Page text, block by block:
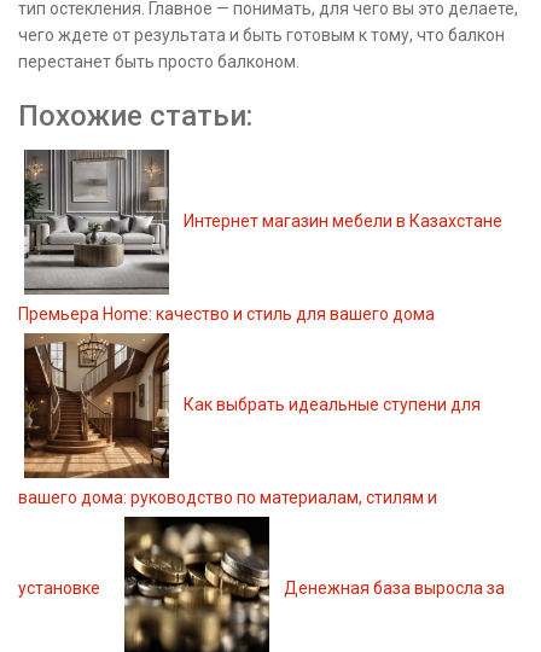
тип остекления. Главное — понимать, для чего вы это делаете,
чего ждете от результата и быть готовым к тому, что балкон
перестанет быть просто балконом.
Похожие статьи:
Интернет магазин мебели в Казахстане
Премьера Home: качество и стиль для вашего дома
Как выбрать идеальные ступени для
вашего дома: руководство по материалам, стилям и
установке Денежная база выросла за